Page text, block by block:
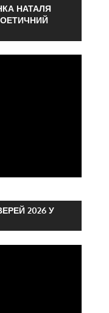
НАТАЛЯ
2026 У